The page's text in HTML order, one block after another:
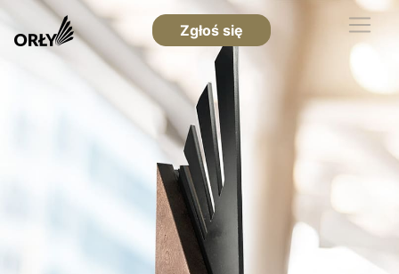
Zgłoś się